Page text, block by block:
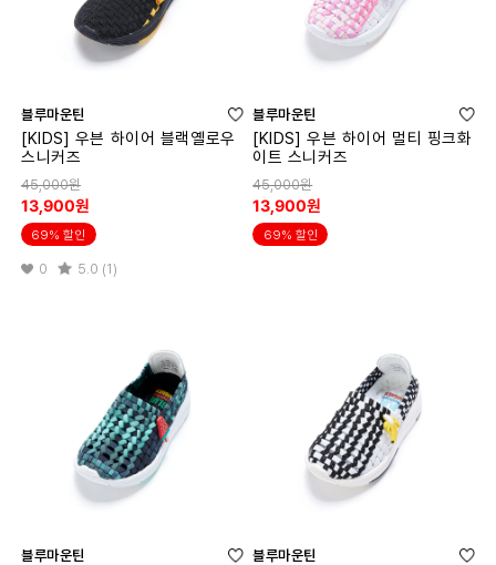
블루마운틴
[KIDS] 우븐 하이어 블랙옐로우
스니커즈
45,000원
13,900원
69% 할인
0 5.0 (1)
블루마운틴
[KIDS] 우븐 하이어 멀티 핑크화
이트 스니커즈
45,000원
13,900원
69% 할인
블루마운틴 블루마운틴